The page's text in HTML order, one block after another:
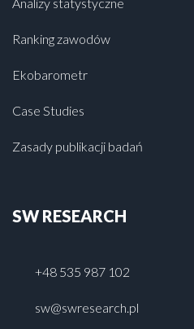
Analizy statystyczne
Ranking zawodów
Ekobarometr
Case Studies
Zasady publikacji badań
SW RESEARCH
+48 535 987 102
sw@swresearch.pl